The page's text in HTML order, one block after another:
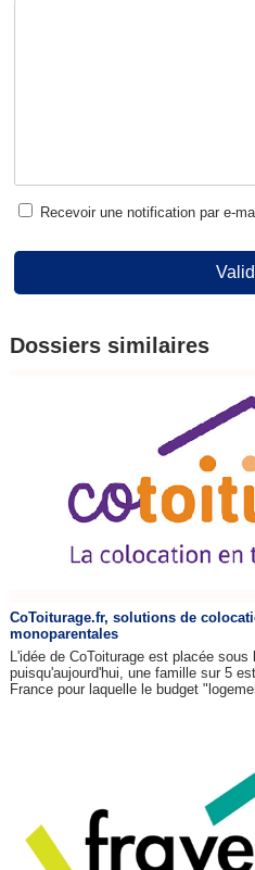
Recevoir une notification par e-
Dossiers similaires
CoToiturage.fr, solutions de
monoparentales
L'idée de CoToiturage est placée
puisqu'aujourd'hui, une famille sur 5
France pour laquelle le budget